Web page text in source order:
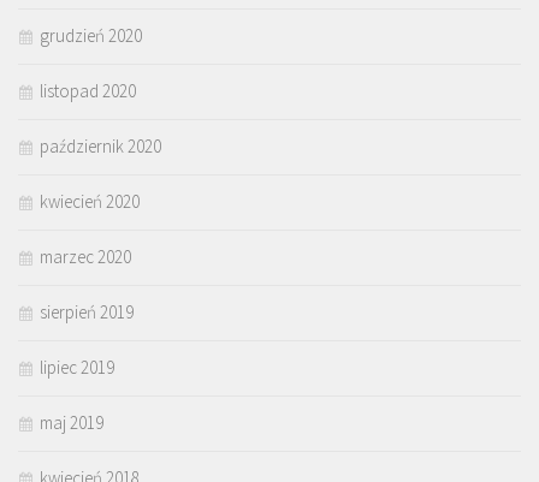
grudzień 2020
listopad 2020
październik 2020
kwiecień 2020
marzec 2020
sierpień 2019
lipiec 2019
maj 2019